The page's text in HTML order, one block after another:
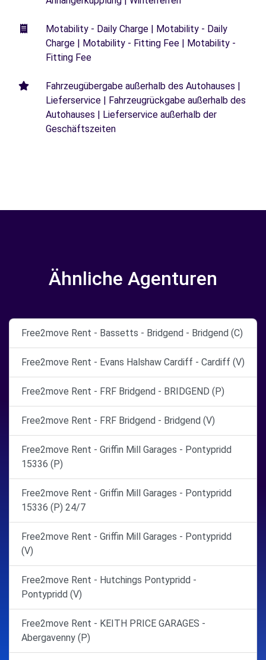
Motability - Daily Charge | Motability - Daily
Charge | Motability - Fitting Fee | Motability -
Fitting Fee
Fahrzeugübergabe außerhalb des Autohauses |
Lieferservice | Fahrzeugrückgabe außerhalb des
Autohauses | Lieferservice außerhalb der
Geschäftszeiten
Ähnliche Agenturen
Free2move Rent - Bassetts - Bridgend - Bridgend (C)
Free2move Rent - Evans Halshaw Cardiff - Cardiff (V)
Free2move Rent - FRF Bridgend - BRIDGEND (P)
Free2move Rent - FRF Bridgend - Bridgend (V)
Free2move Rent - Griffin Mill Garages - Pontypridd
15336 (P)
Free2move Rent - Griffin Mill Garages - Pontypridd
15336 (P) 24/7
Free2move Rent - Griffin Mill Garages - Pontypridd
(V)
Free2move Rent - Hutchings Pontypridd -
Pontypridd (V)
Free2move Rent - KEITH PRICE GARAGES -
Abergavenny (P)